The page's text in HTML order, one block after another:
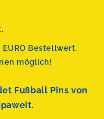
Bestellwert.
möglich!
Fußball Pins von